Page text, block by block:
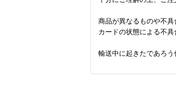
商品が異なるものや不具
カードの状態による不
輸送中に起きたであろ